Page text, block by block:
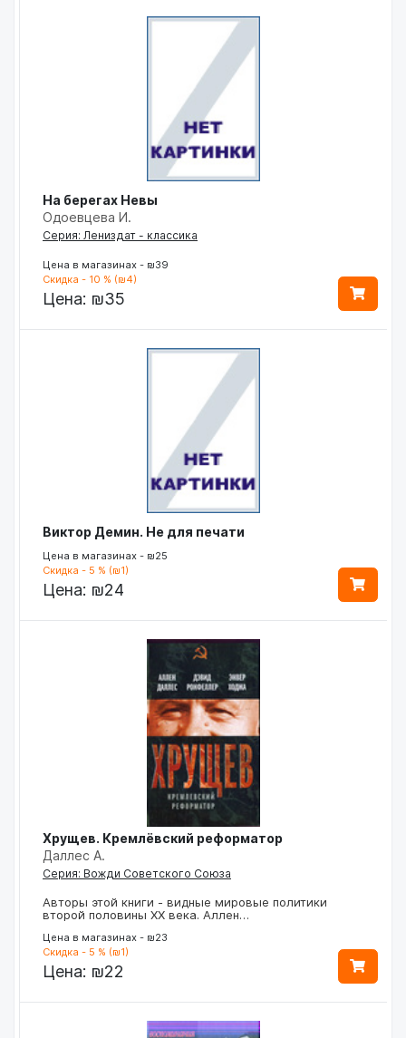
На берегах Невы
Одоевцева И.
Серия: Лениздат - классика
Цена в магазинах - ₪39
Скидка - 10 % (₪4)
Цена: ₪35
Виктор Демин. Не для печати
Цена в магазинах - ₪25
Скидка - 5 % (₪1)
Цена: ₪24
Хрущев. Кремлёвский реформатор
Даллес А.
Серия: Вожди Советского Союза
Авторы этой книги - видные мировые политики
второй половины XX века. Аллен…
Цена в магазинах - ₪23
Скидка - 5 % (₪1)
Цена: ₪22